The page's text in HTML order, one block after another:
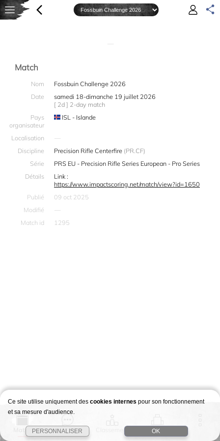
—
Match
Nom
Fossbuin Challenge 2026
Date
samedi 18-dimanche 19 juillet 2026
[ 2d ] 2-day match
Pays
organisateur
ISL - Islande
Localisation
—
Discipline
Precision Rifle Centerfire (PR.CF)
Série
PRS EU - Precision Rifle Series European - Pro Series
Détails
Link :
https://www.impactscoring.net/match/view?id=1650
Publié
09 oct 2025
Modifié
—
Match id
1295
Match Story Classement Stages
Ce site utilise uniquement des cookies internes pour son fonctionnement
et sa mesure d'audience.
PERSONNALISER OK